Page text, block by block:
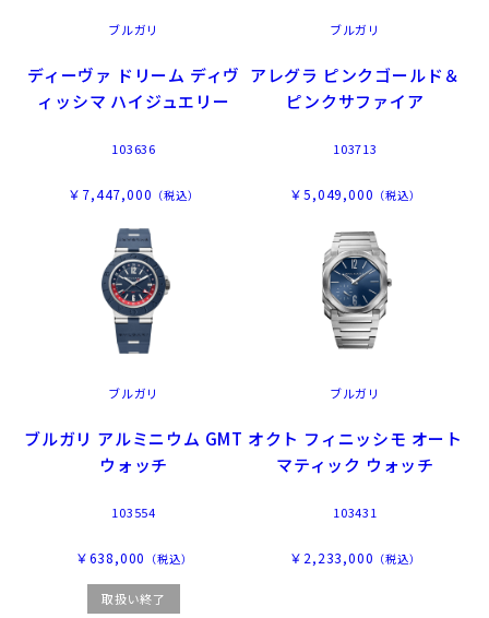
ブルガリ
ディーヴァ ドリーム ディヴ
ィッシマ ハイジュエリー
103636
￥7,447,000 （税込）
ブルガリ
アレグラ ピンクゴールド＆
ピンクサファイア
103713
￥5,049,000 （税込）
ブルガリ
ブルガリ アルミニウム GMT
ウォッチ
103554
￥638,000 （税込）
取扱い終了
ブルガリ
オクト フィニッシモ オート
マティック ウォッチ
103431
￥2,233,000 （税込）